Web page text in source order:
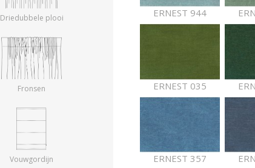
Driedubbele plooi
Fronsen
Vouwgordijn
ERNEST 944
ERNEST 035
ERNEST 357